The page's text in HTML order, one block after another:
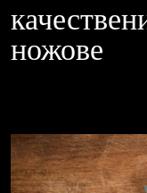
ножове